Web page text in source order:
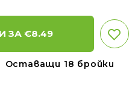
ЗА €8.49
Оставащи 18 бройки